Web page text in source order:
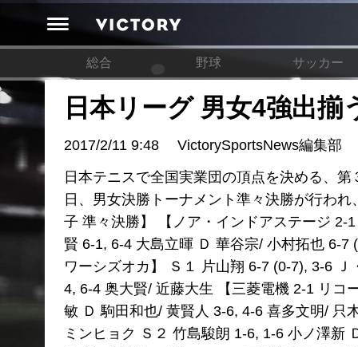
総合 野球 サッカー
日本リーグ 男女4強出揃
2017/2/11 9:48
VictorySportsNews編集部
日本テニスで全国実業団の頂点を決める、
日、男女決勝トーナメント準々決勝が行わ
子 準々決勝】 【ノア・インドアステージ 2-
賢 6-1, 6-4 大島立暉 Ｄ 華谷宗/ 小村拓也 6-
ワーシズオカ】 Ｓ１ 片山翔 6-7 (0-7), 3-6
4, 6-4 奥大賢/ 近藤大生 【三菱電機 2-1 リコ
敏 Ｄ 駒田和也/ 黄賢人 3-6, 4-6 喜多文明/ 只
ミンヒョク Ｓ２ 竹島駿朗 1-6, 1-6 小ノ澤新